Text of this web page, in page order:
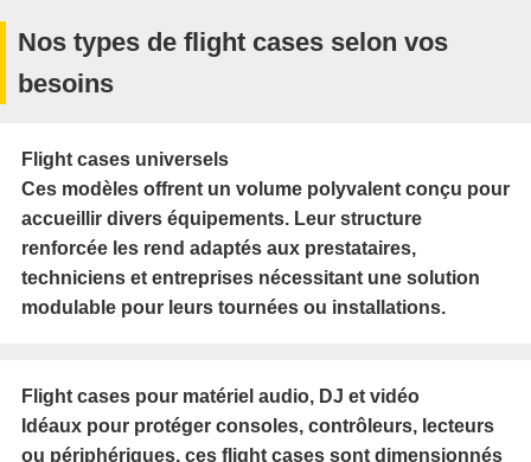
Nos types de flight cases selon vos
besoins
Flight cases universels
Ces modèles offrent un volume polyvalent conçu pour
accueillir divers équipements. Leur structure
renforcée les rend adaptés aux prestataires,
techniciens et entreprises nécessitant une solution
modulable pour leurs tournées ou installations.
Flight cases pour matériel audio, DJ et vidéo
Idéaux pour protéger consoles, contrôleurs, lecteurs
ou périphériques, ces flight cases sont dimensionnés